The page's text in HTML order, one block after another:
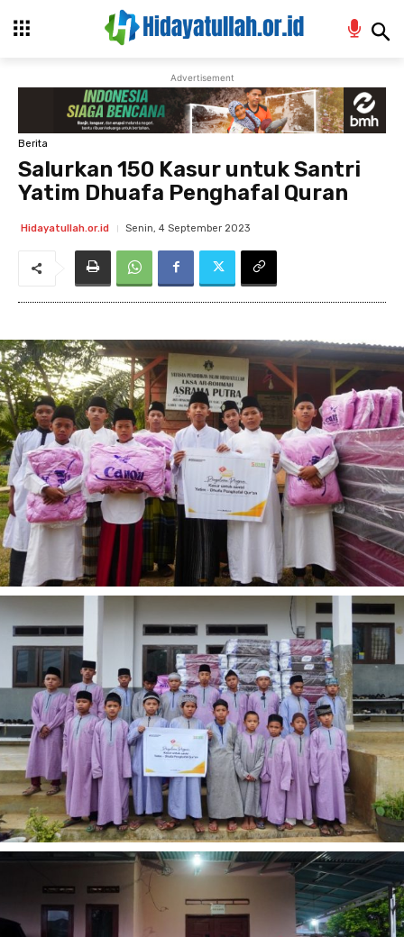
Advertisement
Berita
Salurkan 150 Kasur untuk Santri
Yatim Dhuafa Penghafal Quran
Hidayatullah.or.id Senin, 4 September 2023